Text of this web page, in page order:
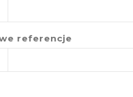
referencje